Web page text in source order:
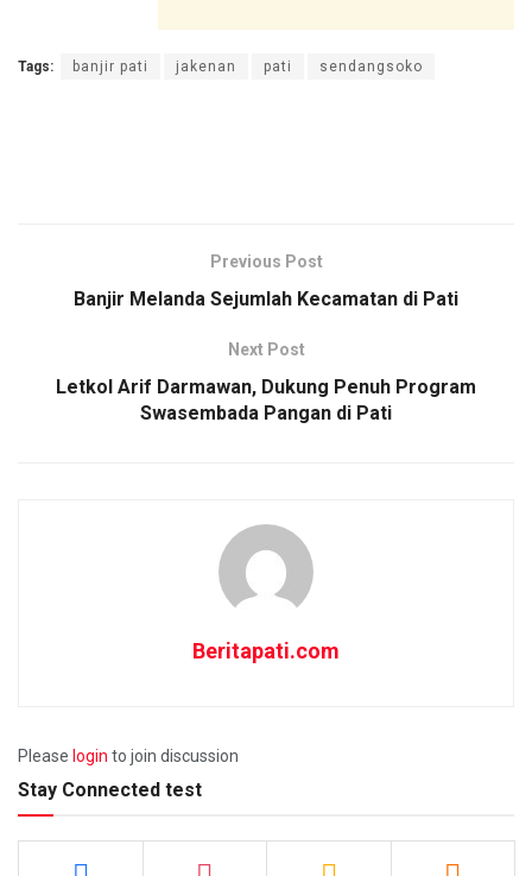
Tags: banjir pati jakenan pati sendangsoko
Previous Post
Banjir Melanda Sejumlah Kecamatan di Pati
Next Post
Letkol Arif Darmawan, Dukung Penuh Program
Swasembada Pangan di Pati
Beritapati.com
Please login to join discussion
Stay Connected test